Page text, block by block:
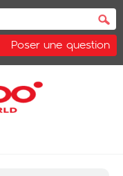
Poser une question